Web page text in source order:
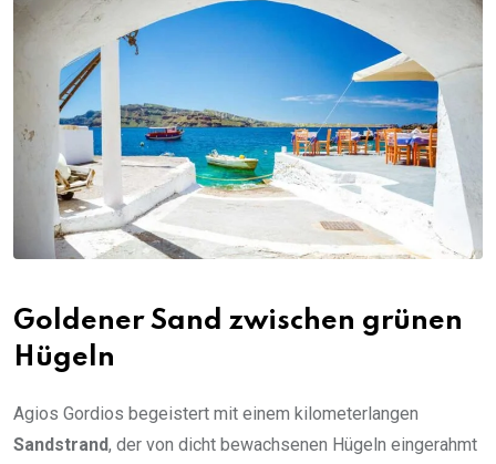
Goldener Sand zwischen grünen
Hügeln
Agios Gordios begeistert mit einem kilometerlangen
Sandstrand, der von dicht bewachsenen Hügeln eingerahmt